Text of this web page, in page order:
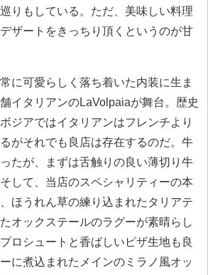
りもしている。ただ、美味しい料理
ザートをきっちり頂くというのが甘
に可愛らしく落ち着いた内装に生ま
イタリアンのLaVolpaiaが舞台。歴史
ジアではイタリアンはフレンチより
がそれでも良店は存在するのだ。牛
たが、まずは舌触りの良い薄切り牛
して、当店のスペシャリティーの本
ほうれん草の練り込まれたタリアテ
オックステールのラグーが素晴らし
ロシュートと香ばしいピザ生地も良
に煮込まれたメインのミラノ風オッ